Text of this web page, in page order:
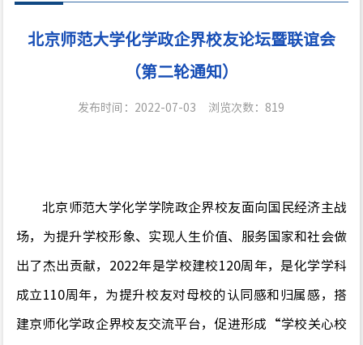
北京师范大学化学政企界校友论坛暨联谊会
（第二轮通知）
发布时间：2022-07-03 浏览次数： 819
北京师范大学化学学院政企界校友面向国民经济主战
场，为提升学校形象、实现人生价值、服务国家和社会做
出了杰出贡献， 2022年是学校建校120周年，是化学学科
成立110周年，为提升校友对母校的认同感和归属感，搭
建京师化学政企界校友交流平台，促进形成 “学校关心校